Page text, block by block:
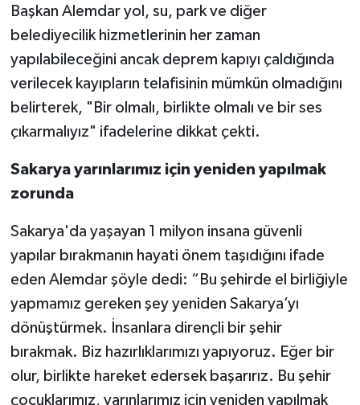
Başkan Alemdar yol, su, park ve diğer
belediyecilik hizmetlerinin her zaman
yapılabileceğini ancak deprem kapıyı çaldığında
verilecek kayıpların telafisinin mümkün olmadığını
belirterek, "Bir olmalı, birlikte olmalı ve bir ses
çıkarmalıyız" ifadelerine dikkat çekti.
Sakarya yarınlarımız için yeniden yapılmak
zorunda
Sakarya'da yaşayan 1 milyon insana güvenli
yapılar bırakmanın hayati önem taşıdığını ifade
eden Alemdar şöyle dedi: “Bu şehirde el birliğiyle
yapmamız gereken şey yeniden Sakarya’yı
dönüştürmek. İnsanlara dirençli bir şehir
bırakmak. Biz hazırlıklarımızı yapıyoruz. Eğer bir
olur, birlikte hareket edersek başarırız. Bu şehir
çocuklarımız, yarınlarımız için yeniden yapılmak